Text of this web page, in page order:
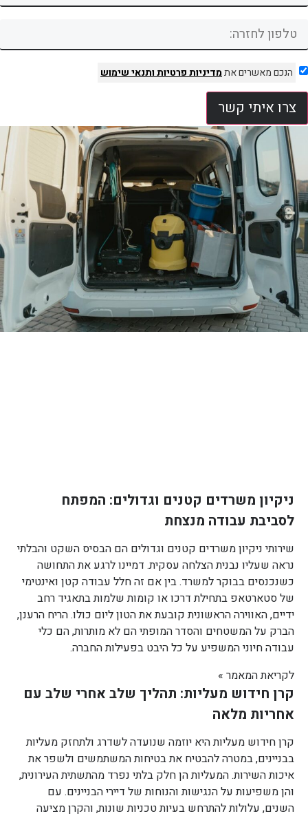
הנכם מאשרים אתמדיניות פרטיותותנאי שימוש
צרו איתי קשר
ניקיון משרדים קטנים וגדולים: המפתח
לסביבת עבודה מנצחת
שירותי ניקיון משרדים קטנים וגדולים הם הבסיס השקט והבלתי
נראה שעליו נבנית הצלחה עסקית. דמיינו לרגע את התחושה
כשנכנסים בבוקר למשרד. בין אם זה חלל עבודה קטן ואינטימי
של סטארטאפ בתחילת דרכו או קומות שלמות בתאגיד רחב
ידיים, האווירה הראשונית קובעת את הטון ליום כולו. הריח הרענן,
הברק על המשטחים והסדר המופתי הם לא מותרות, הם כלי
עבודה חיוני המשפיע על כל היבט בפעילות החברה.
לקריאת המאמר »
קרן חידוש מעליות: תהליך שלב אחרי שלב עם
אחריות מלאה
קרן חידוש מעליות היא יוזמה שנועדה לשדרג ולתחזק מעליות
בבניינים, במטרה להבטיח את בטיחות המשתמשים ולשפר את
איכות השירות. המעליות הן חלק בלתי נפרד מהתשתית העירונית,
והן משפיעות על הנגישות והנוחות של דיירי הבניינים. עם
השנים, עלולות להתרחש בעיות טכניות שונות, והקרן מציעה